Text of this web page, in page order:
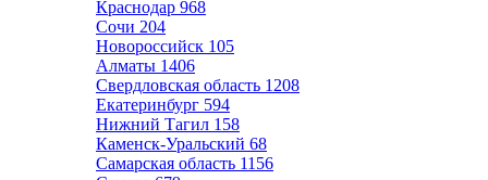
Краснодар 968
Сочи 204
Новороссийск 105
Алматы 1406
Свердловская область 1208
Екатеринбург 594
Нижний Тагил 158
Каменск-Уральский 68
Самарская область 1156